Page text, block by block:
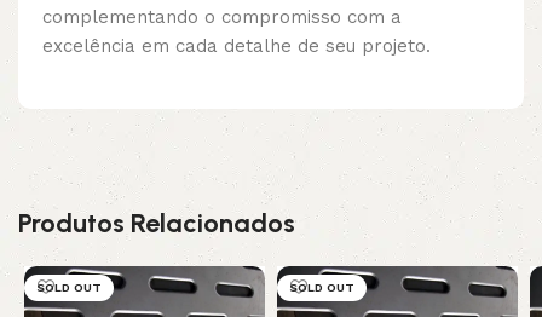
complementando o compromisso com a
excelência em cada detalhe de seu projeto.
Produtos Relacionados
SOLD OUT SOLD OUT